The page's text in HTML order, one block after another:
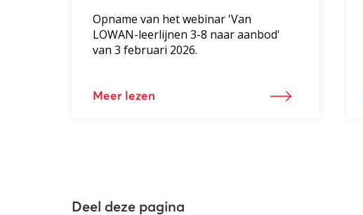
Opname van het webinar 'Van
LOWAN-leerlijnen 3-8 naar aanbod'
van 3 februari 2026.
Meer lezen
Deel deze pagina